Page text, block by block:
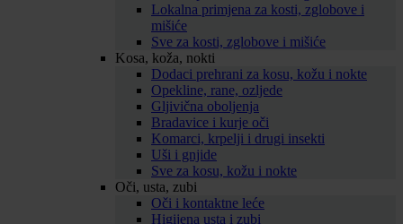
Lokalna primjena za kosti, zglobove i
mišiće
Sve za kosti, zglobove i mišiće
Kosa, koža, nokti
Dodaci prehrani za kosu, kožu i nokte
Opekline, rane, ozljede
Gljivična oboljenja
Bradavice i kurje oči
Komarci, krpelji i drugi insekti
Uši i gnjide
Sve za kosu, kožu i nokte
Oči, usta, zubi
Oči i kontaktne leće
Higijena usta i zubi